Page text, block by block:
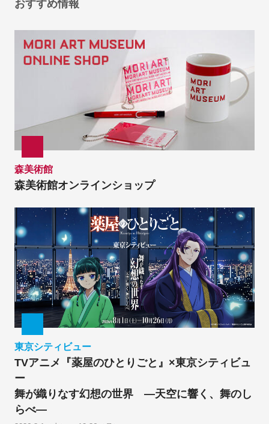
おすすめ情報
森美術館
森美術館オンラインショップ
東京シティビュー
TVアニメ『薬屋のひとりごと』×東京シティビュ
ー
舞が織りなす幻想の世界 ―天空に響く、舞のし
らべ―